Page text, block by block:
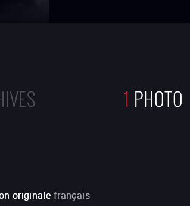
1 PHOTO
originale français